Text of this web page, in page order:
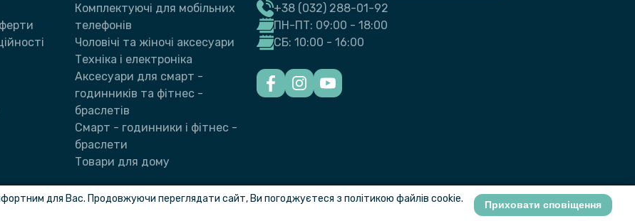
Комплектуючі для мобільних
телефонів
Чоловічі та жіночі аксесуари
Техніка і електроніка
Аксесуари для смарт -
годинників та фітнес -
браслетів
Смарт - годинники і фітнес -
браслети
Товари для дому
+38 (032) 288-01-92
ПН-ПТ: 09:00 - 18:00
СБ: 10:00 - 16:00
для Вас. Продовжуючи переглядати сайт, Ви погоджуєтеся з політикою файлів cookie.
Приховати сповіщення